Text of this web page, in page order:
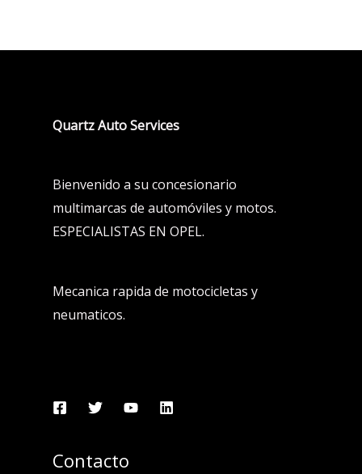
Quartz Auto Services
Bienvenido a su concesionario
multimarcas de automóviles y motos.
ESPECIALISTAS EN OPEL.
Mecanica rapida de motocicletas y
neumaticos.
Contacto